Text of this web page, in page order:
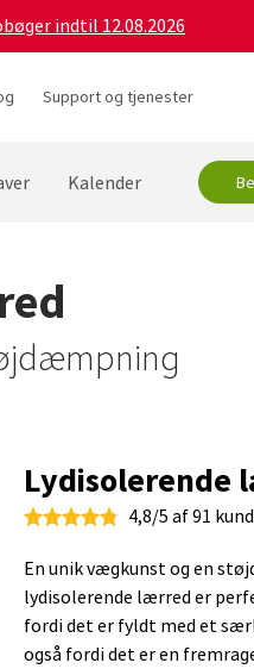
indtil 12.08.2026
Support og tjenester
Kalender
Lydisolerende
4,8/5 af 91
En unik vægkunst og en
lydisolerende lærred er
fordi det er fyldt med et
også fordi det er en